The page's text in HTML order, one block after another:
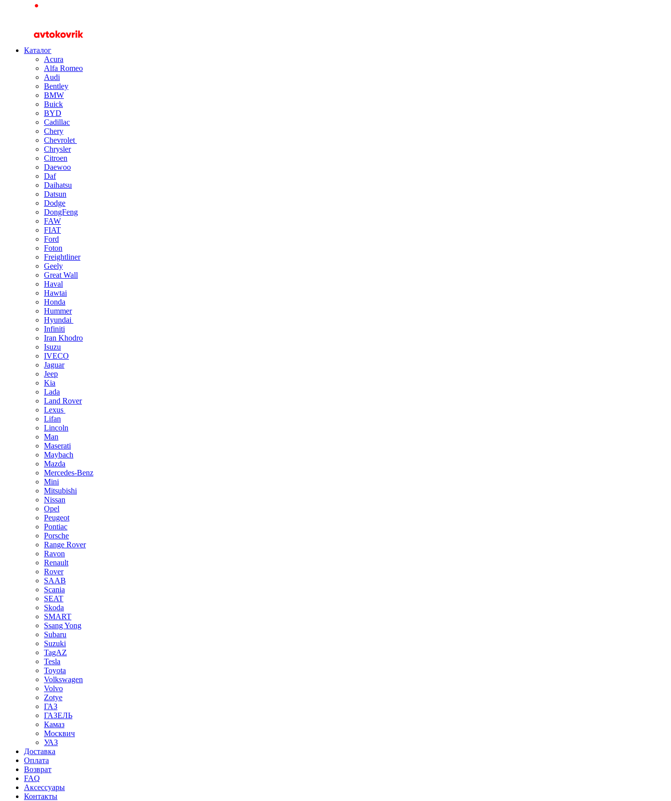
Каталог
Acura
Alfa Romeo
Audi
Bentley
BMW
Buick
BYD
Cadillac
Chery
Chevrolet
Chrysler
Citroen
Daewoo
Daf
Daihatsu
Datsun
Dodge
DongFeng
FAW
FIAT
Ford
Foton
Freightliner
Geely
Great Wall
Haval
Hawtai
Honda
Hummer
Hyundai
Infiniti
Iran Khodro
Isuzu
IVECO
Jaguar
Jeep
Kia
Lada
Land Rover
Lexus
Lifan
Lincoln
Man
Maserati
Maybach
Mazda
Mercedes-Benz
Mini
Mitsubishi
Nissan
Opel
Peugeot
Pontiac
Porsche
Range Rover
Ravon
Renault
Rover
SAAB
Scania
SEAT
Skoda
SMART
Ssang Yong
Subaru
Suzuki
TagAZ
Tesla
Toyota
Volkswagen
Volvo
Zotye
ГАЗ
ГАЗЕЛЬ
Камаз
Москвич
УАЗ
Доставка
Оплата
Возврат
FAQ
Аксессуары
Контакты